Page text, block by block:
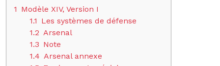
1 Modèle XIV, Version I
1.1 Les systèmes de défense
1.2 Arsenal
1.3 Note
1.4 Arsenal annexe